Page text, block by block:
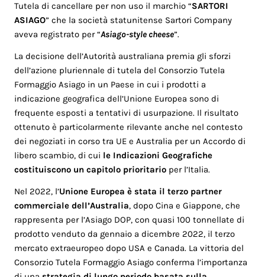
Tutela di cancellare per non uso il marchio “SARTORI
ASIAGO” che la società statunitense Sartori Company
aveva registrato per “Asiago-style cheese”.
La decisione dell’Autorità australiana premia gli sforzi
dell’azione pluriennale di tutela del Consorzio Tutela
Formaggio Asiago in un Paese in cui i prodotti a
indicazione geografica dell’Unione Europea sono di
frequente esposti a tentativi di usurpazione. Il risultato
ottenuto è particolarmente rilevante anche nel contesto
dei negoziati in corso tra UE e Australia per un Accordo di
libero scambio, di cui le Indicazioni Geografiche
costituiscono un capitolo prioritario per l’Italia.
Nel 2022, l’Unione Europea è stata il terzo partner
commerciale dell’Australia, dopo Cina e Giappone, che
rappresenta per l’Asiago DOP, con quasi 100 tonnellate di
prodotto venduto da gennaio a dicembre 2022, il terzo
mercato extraeuropeo dopo USA e Canada. La vittoria del
Consorzio Tutela Formaggio Asiago conferma l’importanza